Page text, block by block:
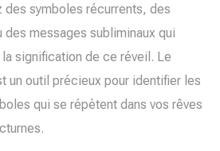
des symboles récurrents, des
messages subliminaux qui
signification de ce réveil. Le
un outil précieux pour identifier les
qui se répètent dans vos rêves